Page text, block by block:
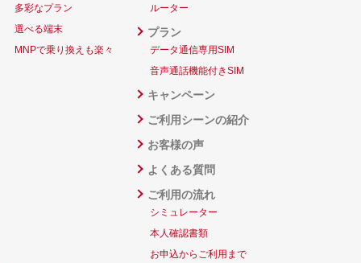
多彩なプラン
選べる端末
MNPで乗り換えも楽々
ルーター
プラン
データ通信専用SIM
音声通話機能付きSIM
キャンペーン
ご利用シーンの紹介
お客様の声
よくある質問
ご利用の流れ
シミュレーター
本人確認書類
お申込からご利用まで